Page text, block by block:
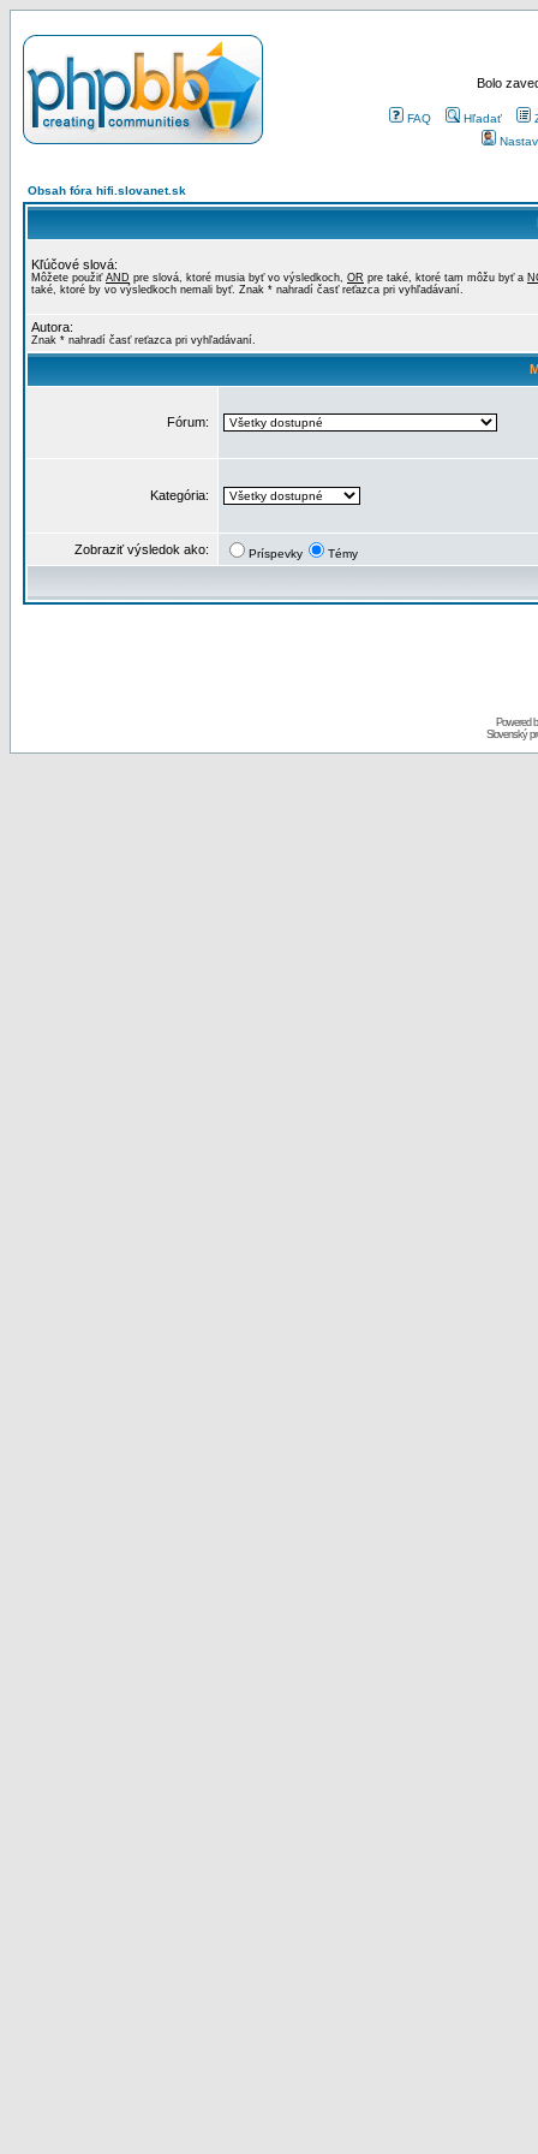
Bolo
FAQ Hľadať
Obsah fóra hifi.slovanet.sk
Kľúčové slová:
Môžete použiť AND pre slová, ktoré musia byť vo výsledkoch, OR pre také, ktoré tam môžu byť a
také, ktoré by vo výsledkoch nemali byť. Znak * nahradí časť reťazca pri vyhľadávaní.
Autora:
Znak * nahradí časť reťazca pri vyhľadávaní.
Fórum:
Kategória:
Zobraziť výsledok ako: Príspevky Témy
Powered
Slovenský